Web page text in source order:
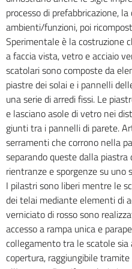
processo di prefabbricazione,
ambienti/funzioni, poi
Sperimentale è la costruzione
a faccia vista, vetro e acciaio
scatolari sono composte da
piastre dei solai e i pannelli
una serie di arredi fissi. Le
e lasciano asole di vetro nei
giunti tra i pannelli di parete.
serramenti che corrono nella
separando queste dalla
rientranze e sporgenze su uno
I pilastri sono liberi mentre le
dei telai mediante elementi di
verniciato di rosso sono
accesso a rampa unica e
collegamento tra le scatole
copertura, raggiungibile